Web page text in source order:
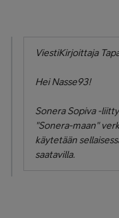
ViestiKirjoittaja
Hei Nasse93!
Sonera Sopiva -
"Sonera-maan"
käytetään
saatavilla.